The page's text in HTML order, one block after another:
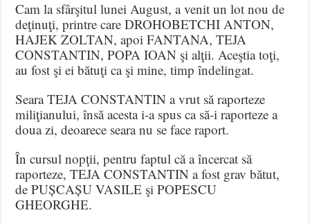
Cam la sfârşitul lunei August, a venit un lot nou de
deţinuţi, printre care DROHOBETCHI ANTON,
HAJEK ZOLTAN, apoi FANTANA, TEJA
CONSTANTIN, POPA IOAN şi alţii. Aceştia toţi,
au fost şi ei bătuţi ca şi mine, timp îndelingat.
Seara TEJA CONSTANTIN a vrut să raporteze
miliţianului, însă acesta i-a spus ca să-i raporteze a
doua zi, deoarece seara nu se face raport.
În cursul nopţii, pentru faptul că a încercat să
raporteze, TEJA CONSTANTIN a fost grav bătut,
de PUȘCAȘU VASILE şi POPESCU
GHEORGHE.